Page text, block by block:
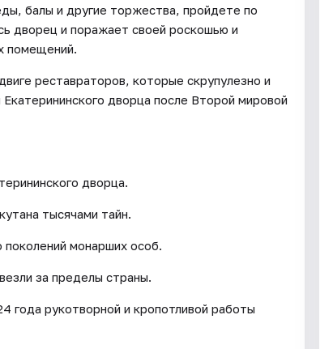
балы и другие торжества, пройдете по
дворец и поражает своей роскошью и
помещений.
реставраторов, которые скрупулезно и
дворца после Второй мировой
дворца.
тысячами тайн.
поколений монарших особ.
за пределы страны.
года рукотворной и кропотливой работы